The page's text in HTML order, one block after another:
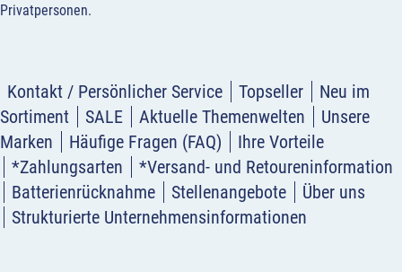
Privatpersonen.
Kontakt / Persönlicher Service Topseller
Neu im
Sortiment
SALE Aktuelle Themenwelten
Unsere
Marken
Häufige Fragen (FAQ)
Ihre Vorteile
*Zahlungsarten
*Versand- und Retoureninformation
Batterienrücknahme
Stellenangebote
Über uns
Strukturierte Unternehmensinformationen